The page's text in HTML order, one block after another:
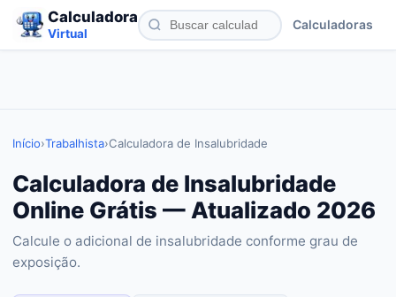
Calculadora
Virtual
Calculadoras
Início›Trabalhista›Calculadora de Insalubridade
Calculadora de Insalubridade
Online Grátis — Atualizado 2026
Calcule o adicional de insalubridade conforme grau de
exposição.